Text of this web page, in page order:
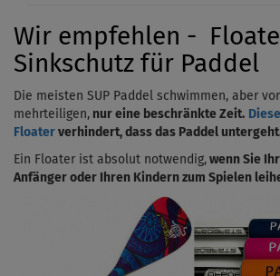
Wir empfehlen -
Sinkschutz für Paddel
Die meisten SUP Paddel schwimmen, aber
mehrteiligen, nur eine beschränkte Zeit.
Floater verhindert, dass das Paddel
Ein Floater ist absolut notwendig, wenn Sie
Anfänger oder Ihren Kindern zum Spielen